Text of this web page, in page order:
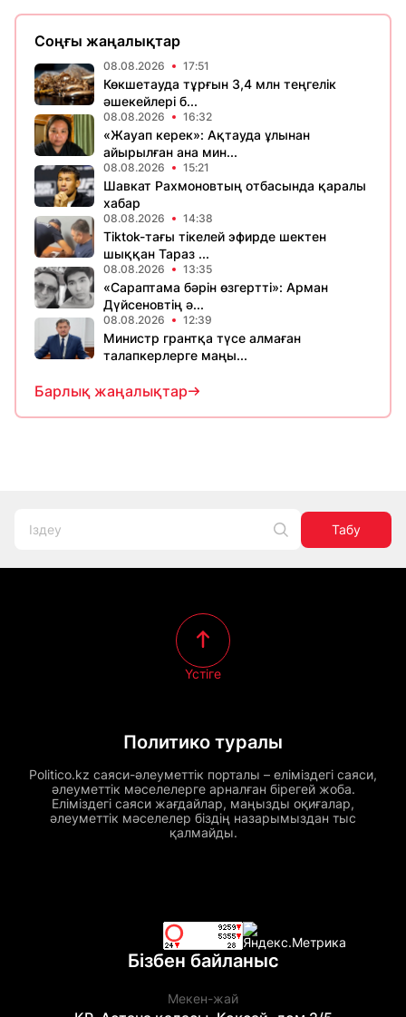
Соңғы жаңалықтар
08.08.2026 17:51
Көкшетауда тұрғын 3,4 млн теңгелік
әшекейлері б...
08.08.2026 16:32
«Жауап керек»: Ақтауда ұлынан
айырылған ана мин...
08.08.2026 15:21
Шавкат Рахмоновтың отбасында қаралы
хабар
08.08.2026 14:38
Tiktok-тағы тікелей эфирде шектен
шыққан Тараз ...
08.08.2026 13:35
«Сараптама бәрін өзгертті»: Арман
Дүйсеновтің ә...
08.08.2026 12:39
Министр грантқа түсе алмаған
талапкерлерге маңы...
Барлық жаңалықтар
Табу
Политико туралы
Politico.kz саяси-әлеуметтік порталы – еліміздегі саяси,
әлеуметтік мәселелерге арналған бірегей жоба.
Еліміздегі саяси жағдайлар, маңызды оқиғалар,
әлеуметтік мәселелер біздің назарымыздан тыс
қалмайды.
Үстіге
Бізбен байланыс
Мекен-жай